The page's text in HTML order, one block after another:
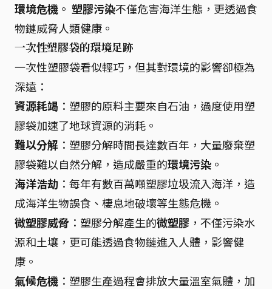
環境危機 。 塑膠污染不僅危害海洋生態，更透過食
物鏈威脅人類健康。
一次性塑膠袋的環境足跡
一次性塑膠袋看似輕巧，但其對環境的影響卻極為
深遠：
資源耗竭 ：塑膠的原料主要來自石油，過度使用塑
膠袋加速了地球資源的消耗。
難以分解 ：塑膠分解時間長達數百年，大量廢棄塑
膠袋難以自然分解，造成嚴重的環境污染 。
海洋浩劫 ：每年有數百萬噸塑膠垃圾流入海洋，造
成海洋生物誤食、棲息地破壞等生態危機。
微塑膠威脅 ：塑膠分解產生的微塑膠 ，不僅污染水
源和土壤，更可能透過食物鏈進入人體，影響健
康。
氣候危機 ：塑膠生產過程會排放大量溫室氣體，加